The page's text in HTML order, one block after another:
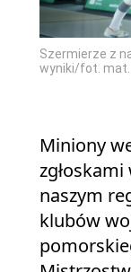
Szermierze z
wyniki/fot.
Miniony
naszym
klubów